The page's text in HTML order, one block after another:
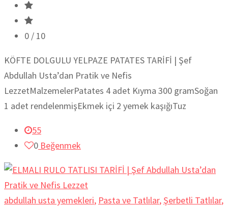
0 / 10
KÖFTE DOLGULU YELPAZE PATATES TARİFİ | Şef
Abdullah Usta’dan Pratik ve Nefis
LezzetMalzemelerPatates 4 adet Kıyma 300 gramSoğan
1 adet rendelenmişEkmek içi 2 yemek kaşığıTuz
55
0 Beğenmek
abdullah usta yemekleri, Pasta ve Tatlılar, Şerbetli Tatlılar,